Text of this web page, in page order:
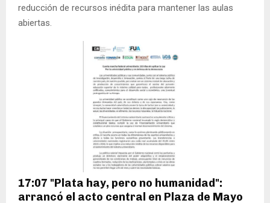
reducción de recursos inédita para mantener las aulas
abiertas.
17:07 "Plata hay, pero no humanidad":
arrancó el acto central en Plaza de Mayo